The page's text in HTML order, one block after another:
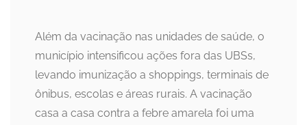
Além da vacinação nas unidades de saúde, o
município intensificou ações fora das UBSs,
levando imunização a shoppings, terminais de
ônibus, escolas e áreas rurais. A vacinação
casa a casa contra a febre amarela foi uma